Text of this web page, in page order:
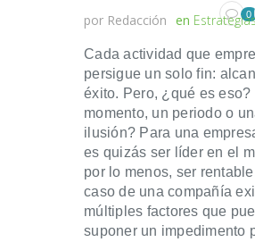
por Redacción en 0
Cada actividad que
persigue un solo fin:
éxito. Pero, ¿qué es eso?
momento, un periodo o
ilusión? Para una
es quizás ser líder en el
por lo menos, ser
caso de una compañía
múltiples factores que
suponer un impedimento